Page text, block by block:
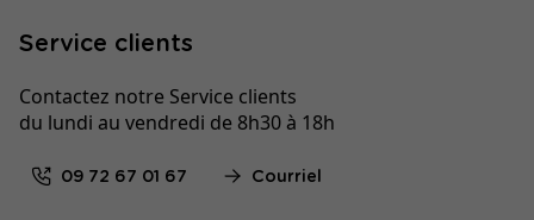
Service clients
Contactez notre Service clients
du lundi au vendredi de 8h30 à 18h
09 72 67 01 67 Courriel